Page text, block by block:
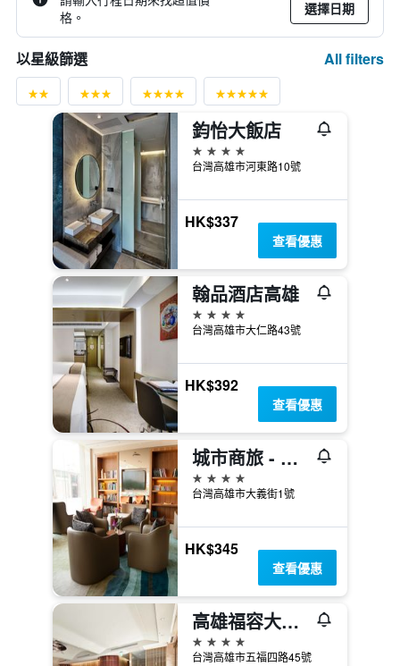
格。
選擇日期
以星級篩選 All filters
鈞怡大飯店
4星級
台灣高雄市河東路10號
HK$337
查看優惠
翰品酒店高雄
4星級
台灣高雄市大仁路43號
HK$392
查看優惠
城市商旅 - 真愛館
4星級
台灣高雄市大義街1號
HK$345
查看優惠
高雄福容大飯店
4星級
台灣高雄市五福四路45號